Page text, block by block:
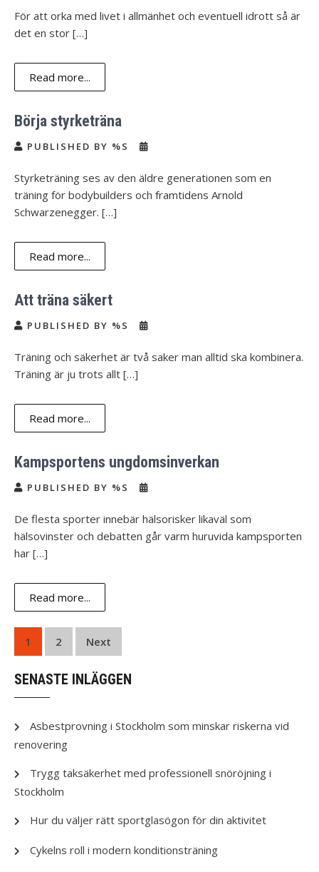
För att orka med livet i allmänhet och eventuell idrott så är
det en stor […]
Read more...
Börja styrketräna
PUBLISHED BY %S
Styrketräning ses av den äldre generationen som en
träning för bodybuilders och framtidens Arnold
Schwarzenegger. […]
Read more...
Att träna säkert
PUBLISHED BY %S
Träning och säkerhet är två saker man alltid ska kombinera.
Träning är ju trots allt […]
Read more...
Kampsportens ungdomsinverkan
PUBLISHED BY %S
De flesta sporter innebär hälsorisker likaväl som
hälsovinster och debatten går varm huruvida kampsporten
har […]
Read more...
Posts
1 2 Next
SENASTE INLÄGGEN
Asbestprovning i Stockholm som minskar riskerna vid
renovering
Trygg taksäkerhet med professionell snöröjning i
Stockholm
Hur du väljer rätt sportglasögon för din aktivitet
Cykelns roll i modern konditionsträning